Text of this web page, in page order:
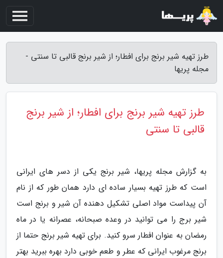
طرز تهیه شیر برنج برای افطار؛ از شیر برنج قالبی تا سنتی -
مجله پریها
طرز تهیه شیر برنج برای افطار؛ از شیر برنج
قالبی تا سنتی
به گزارش مجله پریها، شیر برنج یکی از دسر های ایرانی
است که طرز تهیه بسیار ساده ای دارد همان طور که از نام
آن پیداست مواد اصلی تشکیل دهنده آن شیر و برنج است
شیر برج را می توانید در وعده صبحانه، عصرانه یا در ماه
رمضان به عنوان افطار سرو کنید. برای تهیه شیر برنج حتما از
برنج مرغوب ایرانی که عطر و طعم خوبی دارد بهره ببرید بهتر